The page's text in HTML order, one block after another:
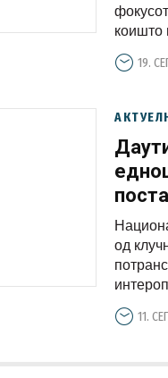
коишто
19.
од
11.